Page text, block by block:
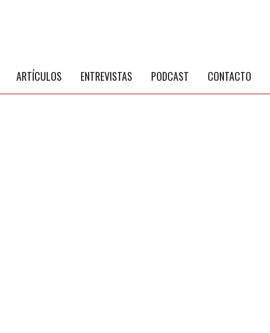
ARTÍCULOS ENTREVISTAS PODCAST CONTACTO